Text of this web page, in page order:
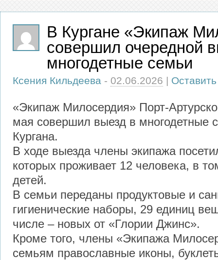
В Кургане «Экипаж
совершил очередной
многодетные семьи
Ксения Кильдеева - 02.06.2026 |
«Экипаж Милосердия» Порт-
мая совершил выезд в многодетные
Кургана.
В ходе выезда члены экипажа
которых проживает 12 человека, в
детей.
В семьи переданы продуктовые и
гигиенические наборы, 29 единиц
числе – новых от «Глории Джинс».
Кроме того, члены «Экипажа
семьям православные иконы,